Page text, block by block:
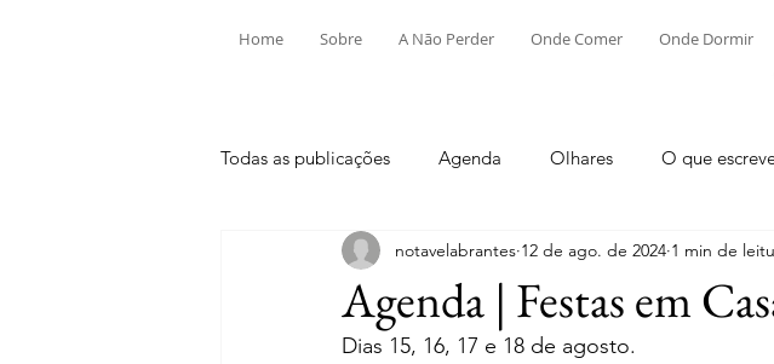
Home Sobre A Não Perder Onde Comer Onde Dormir
Todas as publicações Agenda Olhares O que
Aldeia do Mato e Souto Alvega e Concavada
Mouriscas Pego Rio de Moinhos
Agenda | Festas em
notavelabrantes 12 de ago. de 2024 1 min de
Dias 15, 16, 17 e 18 de agosto.